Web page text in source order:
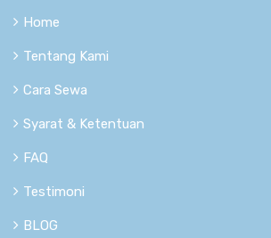
Home
Tentang Kami
Cara Sewa
Syarat & Ketentuan
FAQ
Testimoni
BLOG